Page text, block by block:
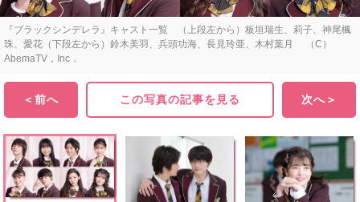
『ブラックシンデレラ』キャスト一覧 （上段左から）板垣瑞生、莉子、神尾楓
珠、愛花（下段左から）鈴木美羽、兵頭功海、長見玲亜、木村葉月 （C）
AbemaTV，Inc．
＜前へ この写真の記事を見る 次へ＞